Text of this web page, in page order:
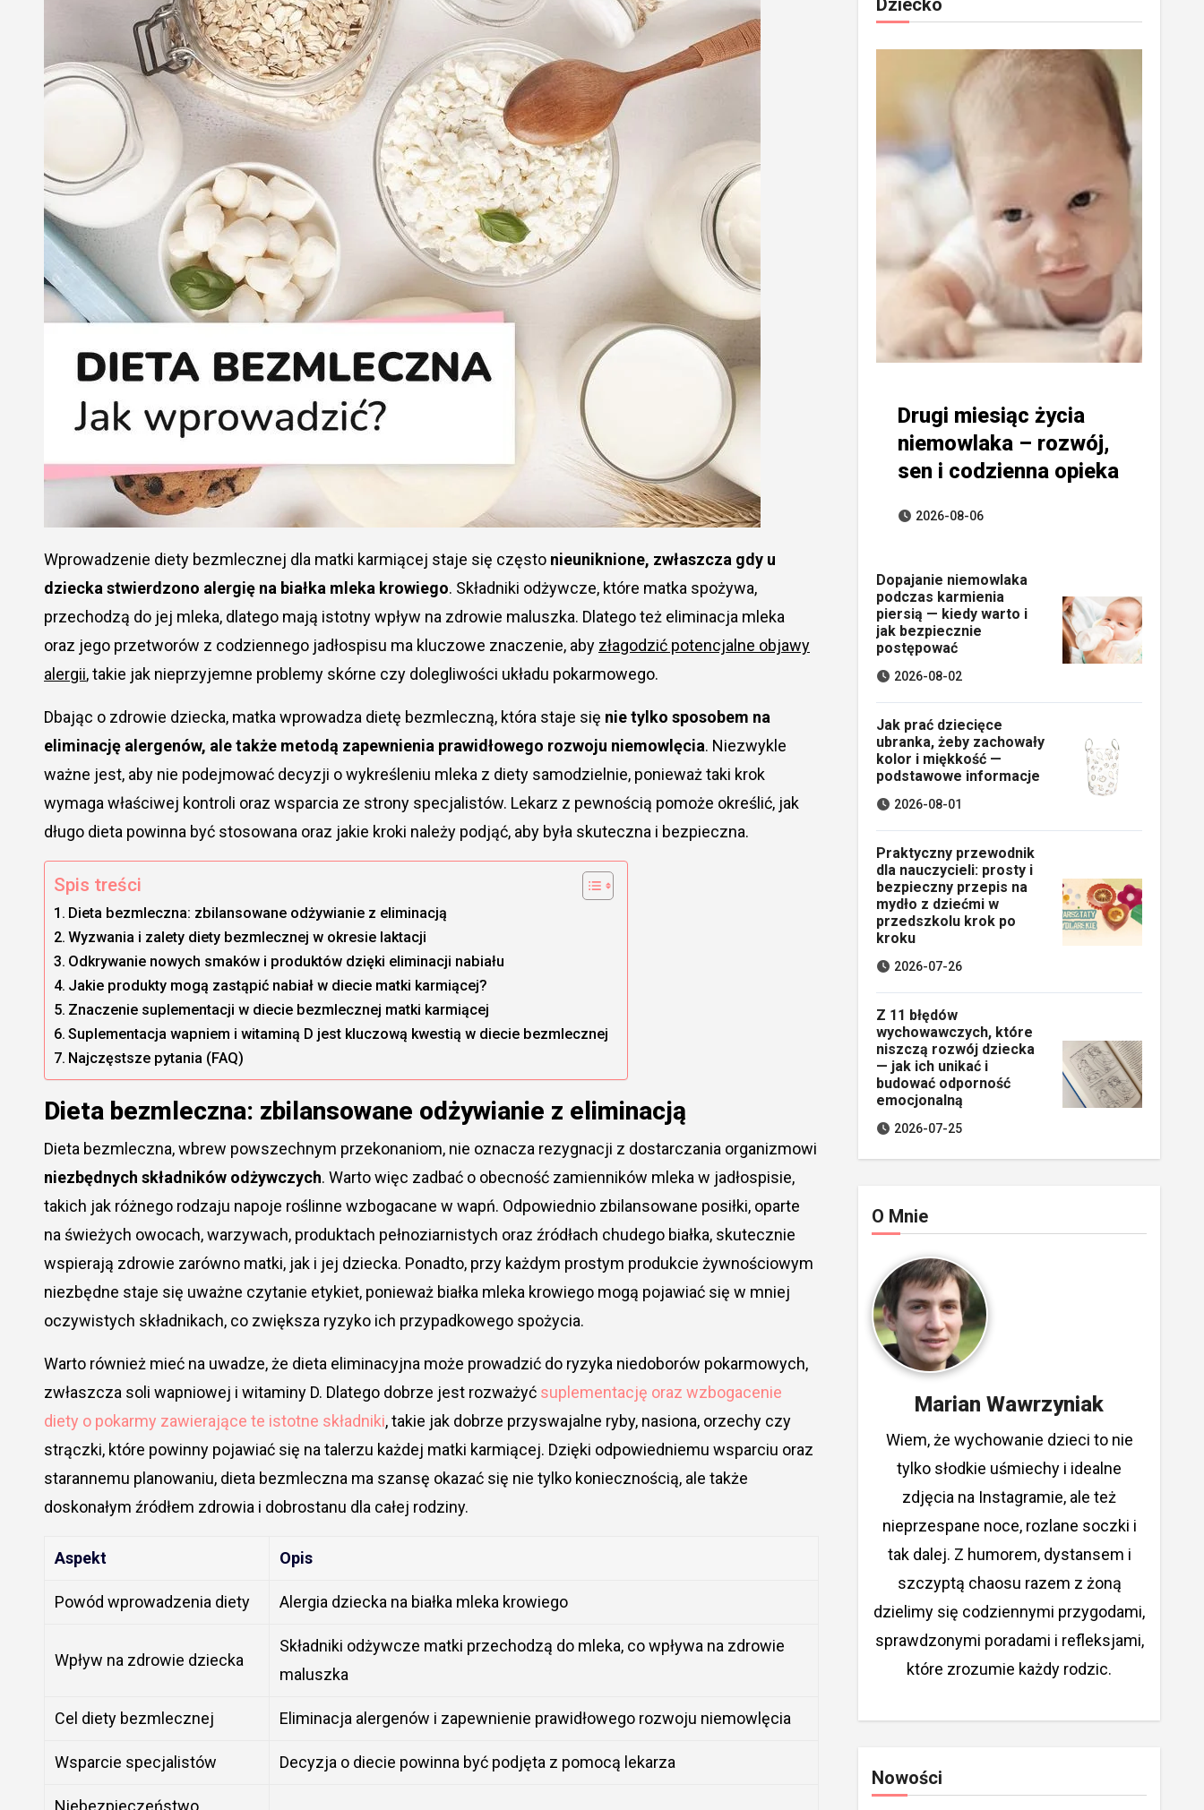
Wprowadzenie diety bezmlecznej dla matki karmiącej staje się często nieuniknione, zwłaszcza gdy u
dziecka stwierdzono alergię na białka mleka krowiego. Składniki odżywcze, które matka spożywa,
przechodzą do jej mleka, dlatego mają istotny wpływ na zdrowie maluszka. Dlatego też eliminacja mleka
oraz jego przetworów z codziennego jadłospisu ma kluczowe znaczenie, aby złagodzić potencjalne objawy
alergii, takie jak nieprzyjemne problemy skórne czy dolegliwości układu pokarmowego.
Dbając o zdrowie dziecka, matka wprowadza dietę bezmleczną, która staje się nie tylko sposobem na
eliminację alergenów, ale także metodą zapewnienia prawidłowego rozwoju niemowlęcia. Niezwykle
ważne jest, aby nie podejmować decyzji o wykreśleniu mleka z diety samodzielnie, ponieważ taki krok
wymaga właściwej kontroli oraz wsparcia ze strony specjalistów. Lekarz z pewnością pomoże określić, jak
długo dieta powinna być stosowana oraz jakie kroki należy podjąć, aby była skuteczna i bezpieczna.
Spis treści
Dieta bezmleczna: zbilansowane odżywianie z eliminacją
Wyzwania i zalety diety bezmlecznej w okresie laktacji
Odkrywanie nowych smaków i produktów dzięki eliminacji nabiału
Jakie produkty mogą zastąpić nabiał w diecie matki karmiącej?
Znaczenie suplementacji w diecie bezmlecznej matki karmiącej
Suplementacja wapniem i witaminą D jest kluczową kwestią w diecie bezmlecznej
Najczęstsze pytania (FAQ)
Dieta bezmleczna: zbilansowane odżywianie z eliminacją
Dieta bezmleczna, wbrew powszechnym przekonaniom, nie oznacza rezygnacji z dostarczania organizmowi
niezbędnych składników odżywczych. Warto więc zadbać o obecność zamienników mleka w jadłospisie,
takich jak różnego rodzaju napoje roślinne wzbogacane w wapń. Odpowiednio zbilansowane posiłki, oparte
na świeżych owocach, warzywach, produktach pełnoziarnistych oraz źródłach chudego białka, skutecznie
wspierają zdrowie zarówno matki, jak i jej dziecka. Ponadto, przy każdym prostym produkcie żywnościowym
niezbędne staje się uważne czytanie etykiet, ponieważ białka mleka krowiego mogą pojawiać się w mniej
oczywistych składnikach, co zwiększa ryzyko ich przypadkowego spożycia.
Warto również mieć na uwadze, że dieta eliminacyjna może prowadzić do ryzyka niedoborów pokarmowych,
zwłaszcza soli wapniowej i witaminy D. Dlatego dobrze jest rozważyć suplementację oraz wzbogacenie
diety o pokarmy zawierające te istotne składniki, takie jak dobrze przyswajalne ryby, nasiona, orzechy czy
strączki, które powinny pojawiać się na talerzu każdej matki karmiącej. Dzięki odpowiedniemu wsparciu oraz
starannemu planowaniu, dieta bezmleczna ma szansę okazać się nie tylko koniecznością, ale także
doskonałym źródłem zdrowia i dobrostanu dla całej rodziny.
Aspekt Opis
Powód wprowadzenia diety Alergia dziecka na białka mleka krowiego
Wpływ na zdrowie dziecka
Składniki odżywcze matki przechodzą do mleka, co wpływa na zdrowie
maluszka
Cel diety bezmlecznej Eliminacja alergenów i zapewnienie prawidłowego rozwoju niemowlęcia
Wsparcie specjalistów Decyzja o diecie powinna być podjęta z pomocą lekarza
Niebezpieczeństwo
Dziecko
Drugi miesiąc życia
niemowlaka – rozwój,
sen i codzienna opieka
2026-08-06
Dopajanie niemowlaka
podczas karmienia
piersią — kiedy warto i
jak bezpiecznie
postępować
2026-08-02
Jak prać dziecięce
ubranka, żeby zachowały
kolor i miękkość —
podstawowe informacje
2026-08-01
Praktyczny przewodnik
dla nauczycieli: prosty i
bezpieczny przepis na
mydło z dziećmi w
przedszkolu krok po
kroku
2026-07-26
Z 11 błędów
wychowawczych, które
niszczą rozwój dziecka
— jak ich unikać i
budować odporność
emocjonalną
2026-07-25
O Mnie
Marian Wawrzyniak
Wiem, że wychowanie dzieci to nie
tylko słodkie uśmiechy i idealne
zdjęcia na Instagramie, ale też
nieprzespane noce, rozlane soczki i
tak dalej. Z humorem, dystansem i
szczyptą chaosu razem z żoną
dzielimy się codziennymi przygodami,
sprawdzonymi poradami i refleksjami,
które zrozumie każdy rodzic.
Nowości